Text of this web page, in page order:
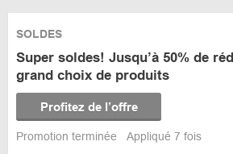
SOLDES
Super soldes! Jusqu’à 50% de
grand choix de produits
Profitez de l’offre
Promotion terminée Appliqué 7 fois